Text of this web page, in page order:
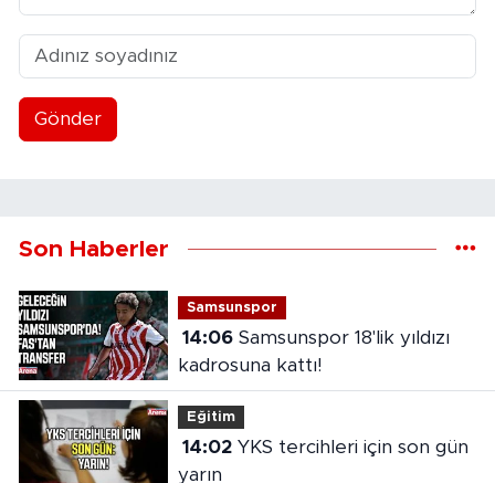
Gönder
Son Haberler
Samsunspor
14:06Samsunspor 18'lik yıldızı
kadrosuna kattı!
Eğitim
14:02YKS tercihleri için son gün
yarın